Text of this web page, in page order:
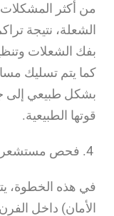
من أكثر
الشعلة، نتيجة
بفك الشعلات
كما يتم تسليك
بشكل طبيعي إلى
قوتها الطبيعية.
في هذه الخطوة،
الأمان) داخل